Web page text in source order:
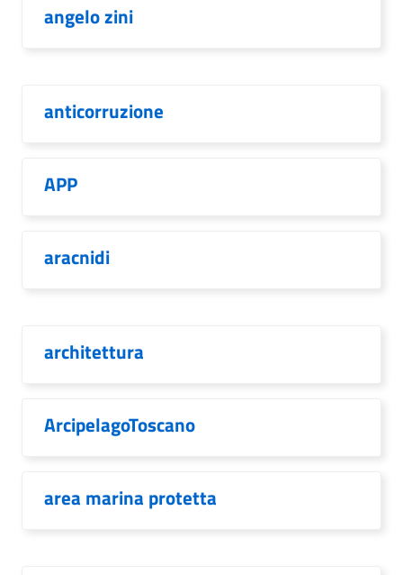
angelo zini
anticorruzione
APP
aracnidi
architettura
ArcipelagoToscano
area marina protetta